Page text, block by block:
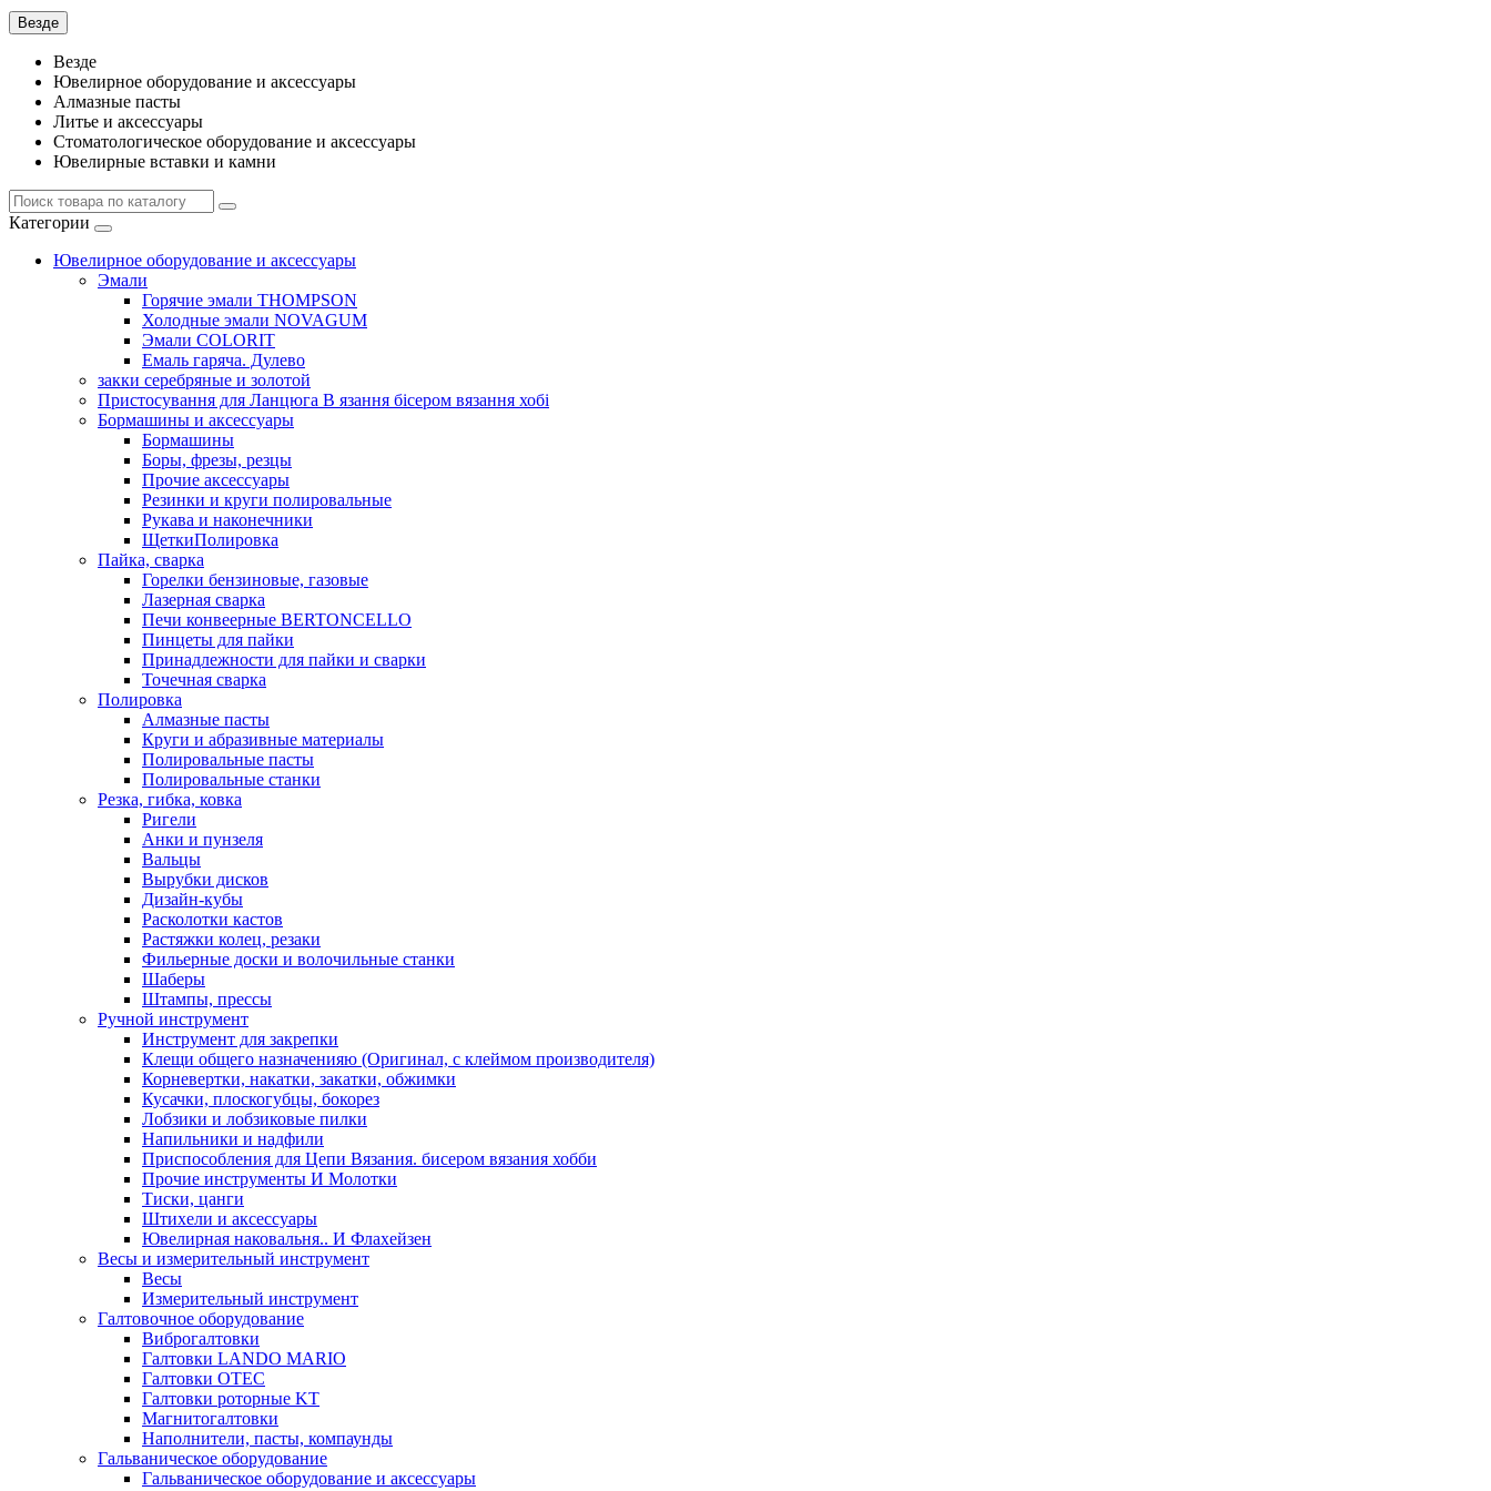
Везде
Везде
Ювелирное оборудование и аксессуары
Алмазные пасты
Литье и аксессуары
Стоматологическое оборудование и аксессуары
Ювелирные вставки и камни
Категории
Ювелирное оборудование и аксессуары
Эмали
Горячие эмали THOMPSON
Холодные эмали NOVAGUM
Эмали COLORIT
Емаль гаряча. Дулево
закки серебряные и золотой
Пристосування для Ланцюга В язання бісером вязання хобі
Бормашины и аксессуары
Бормашины
Боры, фрезы, резцы
Прочие аксессуары
Резинки и круги полировальные
Рукава и наконечники
ЩеткиПолировка
Пайка, сварка
Горелки бензиновые, газовые
Лазерная сварка
Печи конвеерные BERTONCELLO
Пинцеты для пайки
Принадлежности для пайки и сварки
Точечная сварка
Полировка
Алмазные пасты
Круги и абразивные материалы
Полировальные пасты
Полировальные станки
Резка, гибка, ковка
Ригели
Анки и пунзеля
Вальцы
Вырубки дисков
Дизайн-кубы
Расколотки кастов
Растяжки колец, резаки
Фильерные доски и волочильные станки
Шаберы
Штампы, прессы
Ручной инструмент
Инструмент для закрепки
Клещи общего назначенияю (Оригинал, с клеймом производителя)
Корневертки, накатки, закатки, обжимки
Кусачки, плоскогубцы, бокорез
Лобзики и лобзиковые пилки
Напильники и надфили
Приспособления для Цепи Вязания. бисером вязания хобби
Прочие инструменты И Молотки
Тиски, цанги
Штихели и аксессуары
Ювелирная наковальня.. И Флахейзен
Весы и измерительный инструмент
Весы
Измерительный инструмент
Галтовочное оборудование
Виброгалтовки
Галтовки LANDO MARIO
Галтовки OTEC
Галтовки роторные KT
Магнитогалтовки
Наполнители, пасты, компаунды
Гальваническое оборудование
Гальваническое оборудование и аксессуары